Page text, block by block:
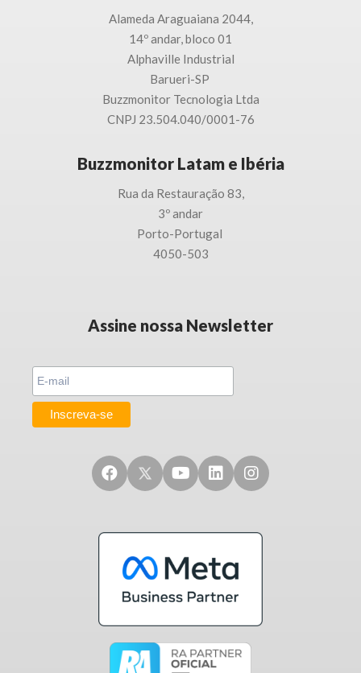
Alameda Araguaiana 2044,
14º andar, bloco 01
Alphaville Industrial
Barueri-SP
Buzzmonitor Tecnologia Ltda
CNPJ 23.504.040/0001-76
Buzzmonitor Latam e Ibéria
Rua da Restauração 83,
3º andar
Porto-Portugal
4050-503
Assine nossa Newsletter